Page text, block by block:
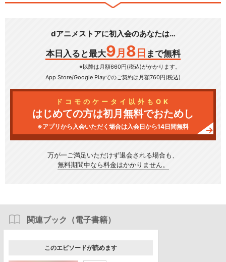
dアニメストアに初入会のあなたは…
本日入ると最大9 月 8 日 まで無料
※以降は月額660円(税込)がかかります。
App Store/Google Playでのご契約は月額760円(税込)
ドコモのケータイ以外もOK
はじめての方は初月無料でおためし
※アプリから入会いただく場合は入会日から14日間無料
万が一ご満足いただけず退会される場合も、
無料期間中なら料金はかかりません。
関連ブック（電子書籍）
このエピソードが読めます